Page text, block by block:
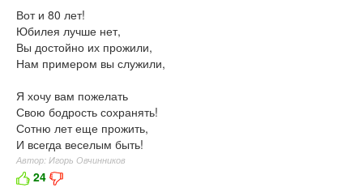
Вот и 80 лет!
Юбилея лучше нет,
Вы достойно их прожили,
Нам примером вы служили,
Я хочу вам пожелать
Свою бодрость сохранять!
Сотню лет еще прожить,
И всегда веселым быть!
Автор: Игорь Овчинников
24